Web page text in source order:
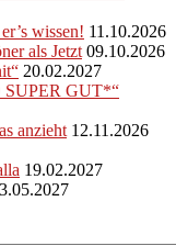
wissen! 11.10.2026
als Jetzt 09.10.2026
20.02.2027
SUPER GUT*“
anzieht 12.11.2026
19.02.2027